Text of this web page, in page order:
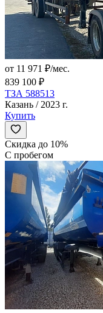
от 11 971 ₽/мес.
839 100 ₽
ТЗА 588513
Казань / 2023 г.
Купить
Скидка до 10%
С пробегом